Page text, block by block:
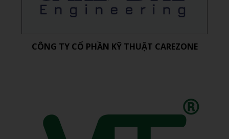
CÔNG TY CỔ PHẦN KỸ THUẬT CAREZONE